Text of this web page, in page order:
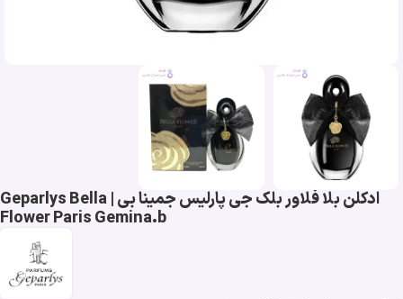
ادکلن بلا فلاور بلک جی پارلیس جمینا بی | Geparlys Bella
Flower Paris Gemina.b